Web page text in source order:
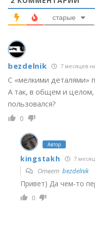
старые
bezdelnik 7 месяцев
С «мелкими деталями»
А так, в общем и целом,
пользовался?
0
Автор
kingstakh 7
Ответ bezdelnik
Привет) Да чем-то
0